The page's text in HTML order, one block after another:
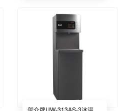
贺众牌UW-313AS-3冰温热饮水机